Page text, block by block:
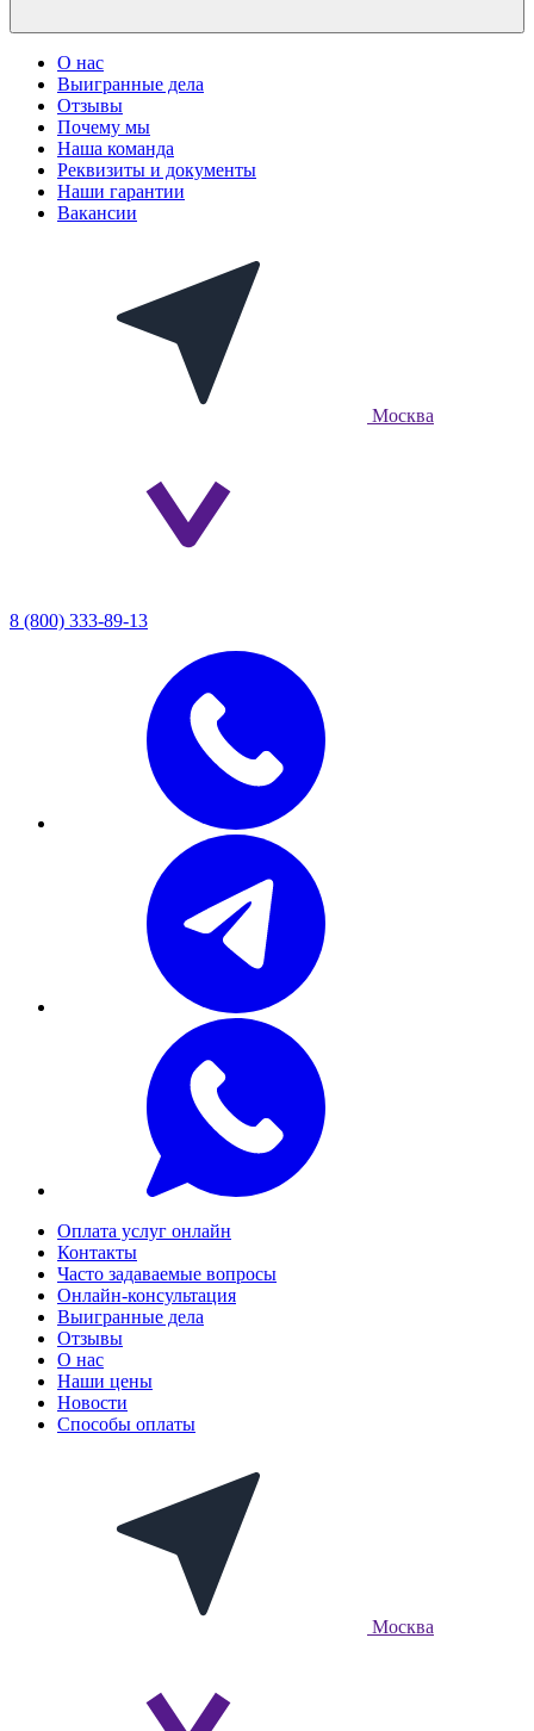
О нас
Выигранные дела
Отзывы
Почему мы
Наша команда
Реквизиты и документы
Наши гарантии
Вакансии
Москва
8 (800) 333-89-13
Оплата услуг онлайн
Контакты
Часто задаваемые вопросы
Онлайн-консультация
Выигранные дела
Отзывы
О нас
Наши цены
Новости
Способы оплаты
Москва